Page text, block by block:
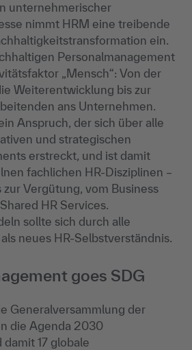
unternehmerischer
nimmt HRM eine treibende
ein.
Personalmanagement
„Mensch“: Von der
Weiterentwicklung bis zur
ans Unternehmen.
Anspruch, der sich über alle
und strategischen
erstreckt, und ist damit
fachlichen HR-Disziplinen –
Vergütung, vom Business
HR Services.
sollte sich durch alle
neues HR-Selbstverständnis.
goes SDG
Generalversammlung der
die Agenda 2030
17 globale